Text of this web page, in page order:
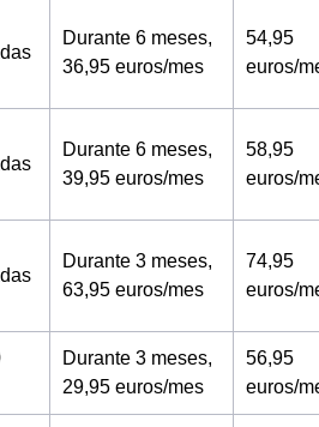
Durante 6 meses,
36,95 euros/mes
54,95
euros/
Durante 6 meses,
39,95 euros/mes
58,95
euros/
Durante 3 meses,
63,95 euros/mes
74,95
euros/
Durante 3 meses,
29,95 euros/mes
56,95
euros/